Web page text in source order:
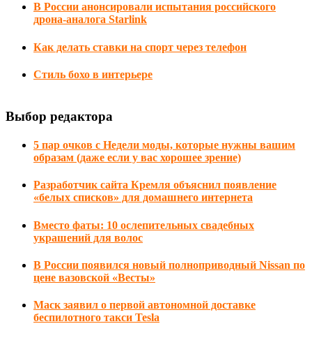
В России анонсировали испытания российского
дрона-аналога Starlink
Как делать ставки на спорт через телефон
Стиль бохо в интерьере
Выбор редактора
5 пар очков с Недели моды, которые нужны вашим
образам (даже если у вас хорошее зрение)
Разработчик сайта Кремля объяснил появление
«белых списков» для домашнего интернета
Вместо фаты: 10 ослепительных свадебных
украшений для волос
В России появился новый полноприводный Nissan по
цене вазовской «Весты»
Маск заявил о первой автономной доставке
беспилотного такси Tesla